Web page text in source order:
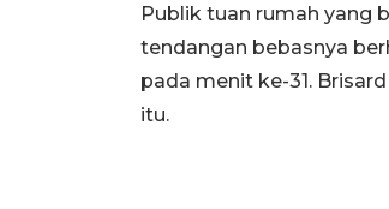
Publik tuan rumah yang
tendangan bebasnya
pada menit ke-31.
itu.